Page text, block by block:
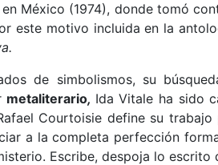
México (1974), donde tomó
este motivo incluida en la
de simbolismos, su
metaliterario, Ida Vitale ha sido
Courtoisie define su
a la completa perfección
Escribe, despoja lo